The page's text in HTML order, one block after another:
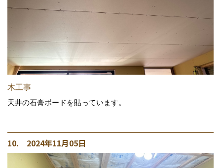
木工事
天井の石膏ボードを貼っています。
10. 2024年11月05日